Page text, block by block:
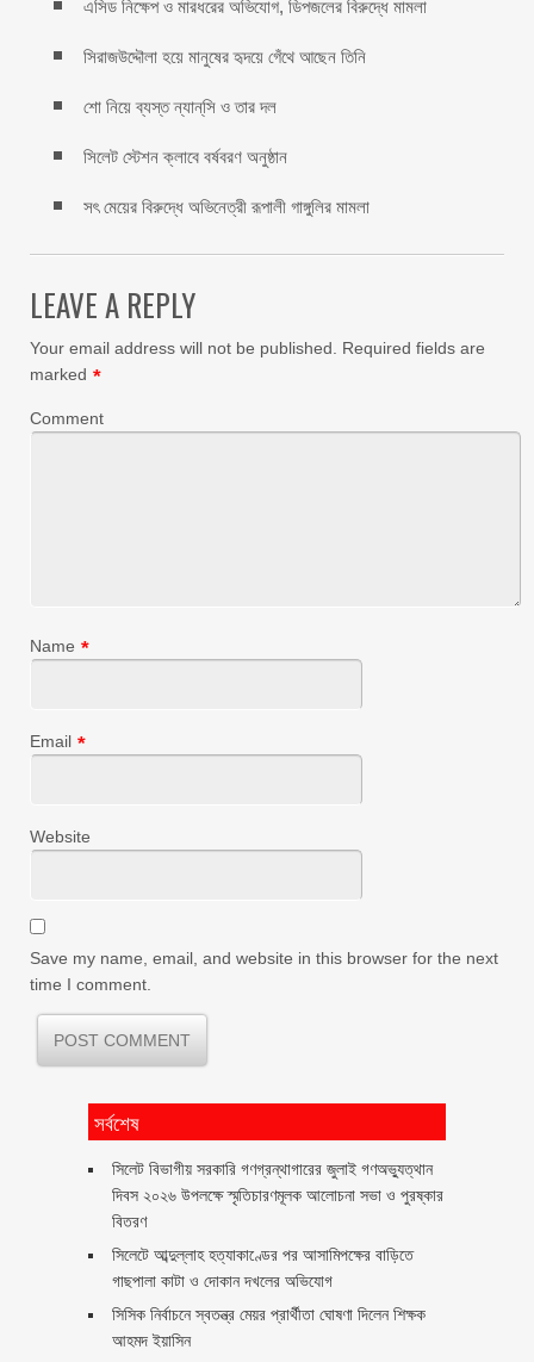
এসিড নিক্ষেপ ও মারধরের অভিযোগ, ডিপজলের বিরুদ্ধে মামলা
সিরাজউদ্দৌলা হয়ে মানুষের হৃদয়ে গেঁথে আছেন তিনি
শো নিয়ে ব্যস্ত ন্যান্‌সি ও তার দল
সিলেট স্টেশন ক্লাবে বর্ষবরণ অনুষ্ঠান
সৎ মেয়ের বিরুদ্ধে অভিনেত্রী রূপালী গাঙ্গুলির মামলা
LEAVE A REPLY
Your email address will not be published.
Required fields are
marked *
Comment
Name *
Email *
Website
Save my name, email, and website in this browser for the next
time I comment.
সর্বশেষ
সিলেট বিভাগীয় সরকারি গণগ্রন্থাগারের জুলাই গণঅভ্যুত্থান
দিবস ২০২৬ উপলক্ষে স্মৃতিচারণমূলক আলোচনা সভা ও পুরষ্কার
বিতরণ ‎ ‎
সিলেটে আব্দুল্লাহ হত্যাকাণ্ডের পর আসামিপক্ষের বাড়িতে
গাছপালা কাটা ও দোকান দখলের অভিযোগ
সিসিক নির্বাচনে স্বতন্ত্র মেয়র প্রার্থীতা ঘোষণা দিলেন শিক্ষক
আহমদ ইয়াসিন